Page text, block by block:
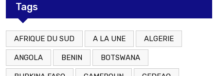
Tags
AFRIQUE DU SUD A LA UNE ALGERIE
ANGOLA BENIN BOTSWANA